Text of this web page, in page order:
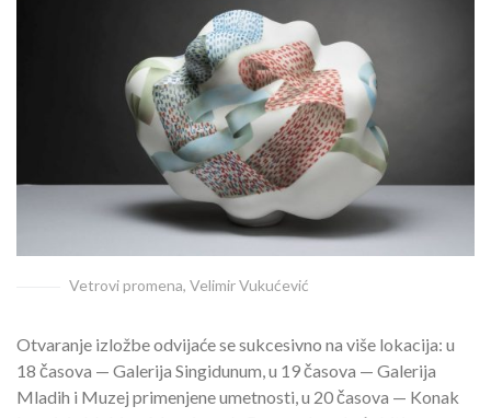
Vetrovi promena, Velimir Vukućević
Otvaranje izložbe odvijaće se sukcesivno na više lokacija: u
18 časova — Galerija Singidunum, u 19 časova — Galerija
Mladih i Muzej primenjene umetnosti, u 20 časova — Konak